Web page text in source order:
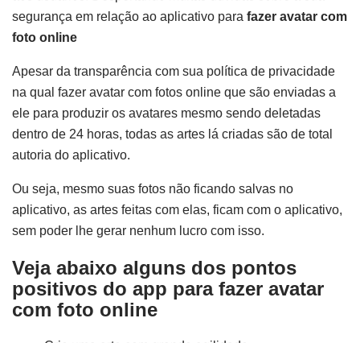
segurança em relação ao aplicativo para fazer avatar com
foto online
Apesar da transparência com sua política de privacidade
na qual fazer avatar com fotos online que são enviadas a
ele para produzir os avatares mesmo sendo deletadas
dentro de 24 horas, todas as artes lá criadas são de total
autoria do aplicativo.
Ou seja, mesmo suas fotos não ficando salvas no
aplicativo, as artes feitas com elas, ficam com o aplicativo,
sem poder lhe gerar nenhum lucro com isso.
Veja abaixo alguns dos pontos
positivos do app para fazer avatar
com foto online